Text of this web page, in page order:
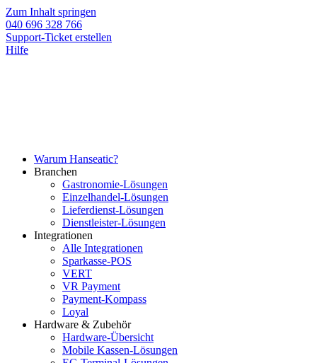
Zum Inhalt springen
040 696 328 766
Support-Ticket erstellen
Hilfe
Warum Hanseatic?
Branchen
Gastronomie-Lösungen
Einzelhandel-Lösungen
Lieferdienst-Lösungen
Dienstleister-Lösungen
Integrationen
Alle Integrationen
Sparkasse-POS
VERT
VR Payment
Payment-Kompass
Loyal
Hardware & Zubehör
Hardware-Übersicht
Mobile Kassen-Lösungen